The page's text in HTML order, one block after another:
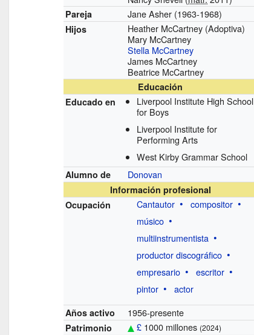
Pareja Jane Asher (1963-1968)
Hijos
Heather McCartney (Adoptiva)
Mary McCartney
Stella McCartney
James McCartney
Beatrice McCartney
Educación
Educado en
Liverpool Institute High School
for Boys
Liverpool Institute for
Performing Arts
West Kirby Grammar School
Alumno de Donovan
Información profesional
Ocupación
Cantautor
compositor
músico
multiinstrumentista
productor discográfico
empresario
escritor
pintor
actor
Años activo 1956-presente
Patrimonio £ 1000 millones (2024)